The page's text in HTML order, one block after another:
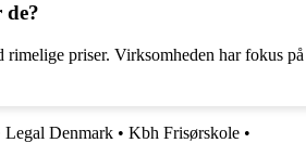
priser. Virksomheden har fokus
Legal Denmark • Kbh Frisørskole •